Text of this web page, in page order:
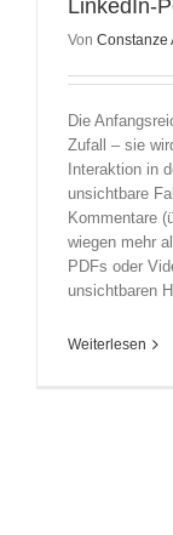
LinkedIn-
Von Constanze
Die
Zufall – sie
Interaktion in
unsichtbare
Kommentare
wiegen mehr
PDFs oder
unsichtbaren
Weiterlesen